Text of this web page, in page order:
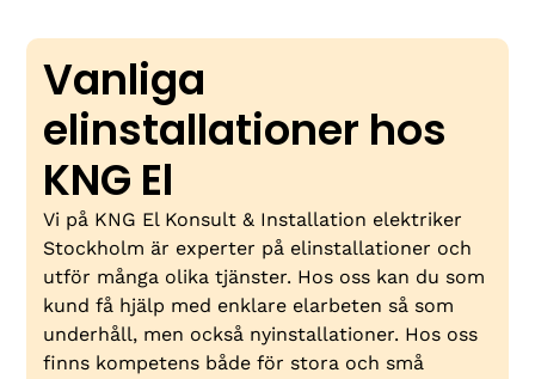
Vanliga
elinstallationer hos
KNG El
Vi på KNG El Konsult & Installation elektriker
Stockholm är experter på elinstallationer och
utför många olika tjänster. Hos oss kan du som
kund få hjälp med enklare elarbeten så som
underhåll, men också nyinstallationer. Hos oss
finns kompetens både för stora och små